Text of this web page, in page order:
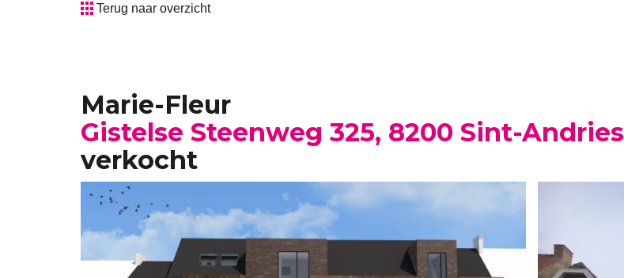
Terug naar overzicht
Marie-Fleur
Gistelse Steenweg 325, 8200 Sint-Andries
verkocht